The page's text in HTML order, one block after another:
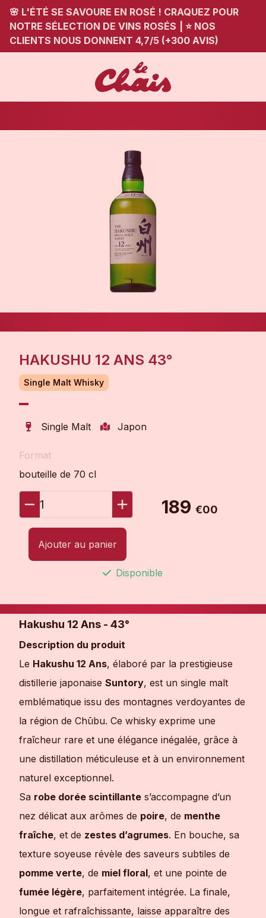
🌸 L'ÉTÉ SE SAVOURE EN ROSÉ ! CRAQUEZ POUR
NOTRE SÉLECTION DE VINS ROSÉS
⭐ NOS
CLIENTS NOUS DONNENT 4,7/5 (+300 AVIS)
HAKUSHU 12 ANS 43°
Single Malt Whisky
Single Malt Japon
Format
bouteille de 70 cl
1 189€00
Ajouter au panier
Disponible
Hakushu 12 Ans - 43°
Description du produit
Le Hakushu 12 Ans, élaboré par la prestigieuse
distillerie japonaise Suntory, est un single malt
emblématique issu des montagnes verdoyantes de
la région de Chūbu. Ce whisky exprime une
fraîcheur rare et une élégance inégalée, grâce à
une distillation méticuleuse et à un environnement
naturel exceptionnel.
Sa robe dorée scintillante s’accompagne d’un
nez délicat aux arômes de poire, de menthe
fraîche, et de zestes d’agrumes. En bouche, sa
texture soyeuse révèle des saveurs subtiles de
pomme verte, de miel floral, et une pointe de
fumée légère, parfaitement intégrée. La finale,
longue et rafraîchissante, laisse apparaître des